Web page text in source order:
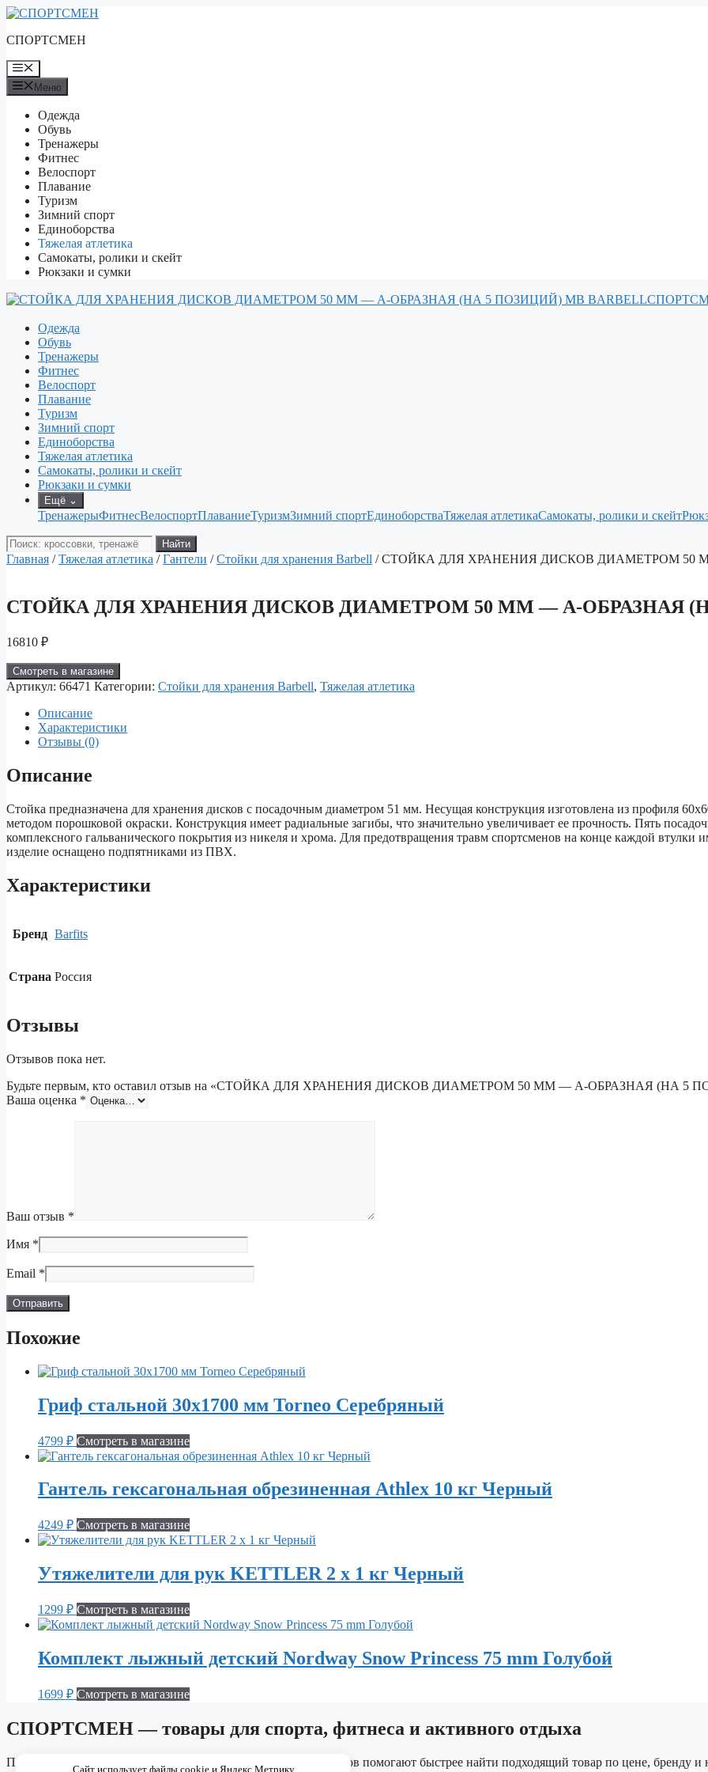
Перейти
содержимому
СПОРТСМЕН
Меню
Меню
Одежда
Обувь
Тренажеры
Фитнес
Велоспорт
Плавание
Туризм
Зимний спорт
Единоборства
Тяжелая атлетика
Самокаты, ролики и скейт
Рюкзаки и сумки
Одежда
Обувь
Тренажеры
Фитнес
Велоспорт
Плавание
Туризм
Зимний спорт
Единоборства
Тяжелая атлетика
Самокаты, ролики и скейт
Рюкзаки и сумки
Ещё ⌄
ТренажерыФитнесВелоспортПлаваниеТуризмЗимний спортЕдиноборстваТяжелая атлетикаСамокаты, ролики и скейт
Поиск
товаров
Найти
Главная /Тяжелая атлетика /Гантели /Стойки для хранения Barbell / СТОЙКА ДЛЯ ХРАНЕНИЯ ДИСКОВ ДИАМЕТРОМ 50
СТОЙКА ДЛЯ ХРАНЕНИЯ ДИСКОВ ДИАМЕТРОМ 50 ММ — А-ОБРАЗНАЯ
16810 ₽
Смотреть в магазине
Артикул: 66471 Категории: Стойки для хранения Barbell, Тяжелая атлетика
Описание
Характеристики
Отзывы (0)
Описание
Стойка предназначена для хранения дисков с посадочным диаметром 51 мм. Несущая конструкция изготовлена из профиля
методом порошковой окраски. Конструкция имеет радиальные загибы, что значительно увеличивает ее прочность. Пять
комплексного гальванического покрытия из никеля и хрома. Для предотвращения травм спортсменов на конце каждой
изделие оснащено подпятниками из ПВХ.
Характеристики
Бренд Barfits
Страна Россия
Отзывы
Отзывов пока нет.
Будьте первым, кто оставил отзыв на «СТОЙКА ДЛЯ ХРАНЕНИЯ ДИСКОВ ДИАМЕТРОМ 50 ММ — А-ОБРАЗНАЯ (НА 5
Ваша оценка *
Ваш отзыв *
Имя *
Email *
Похожие
Гриф стальной 30х1700 мм Torneo Серебряный
4799 ₽ Смотреть в магазине
Гантель гексагональная обрезиненная Athlex 10 кг Черный
4249 ₽ Смотреть в магазине
Утяжелители для рук KETTLER 2 х 1 кг Черный
1299 ₽ Смотреть в магазине
Комплект лыжный детский Nordway Snow Princess 75 mm Голубой
1699 ₽ Смотреть в магазине
СПОРТСМЕН — товары для спорта, фитнеса и активного отдыха
Подборки спортивной обуви, одежды, тренажёров и аксессуаров помогают быстрее найти подходящий товар по цене, бренду и
Сайт использует файлы cookie и Яндекс Метрику